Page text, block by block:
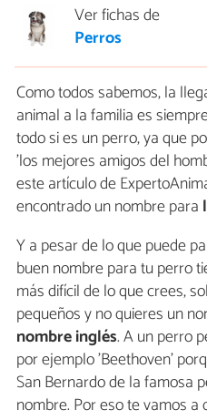
Ver fichas de
Perros
Como todos sabemos, la
animal a la familia es
todo si es un perro, ya que
'los mejores amigos del
este artículo de
encontrado un nombre para
Y a pesar de lo que puede
buen nombre para tu perro
más difícil de lo que crees,
pequeños y no quieres un
nombre inglés. A un perro
por ejemplo 'Beethoven'
San Bernardo de la famosa
nombre. Por eso te vamos